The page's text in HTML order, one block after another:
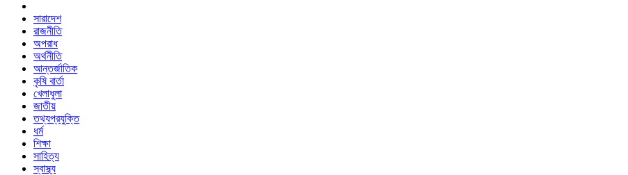
সারাদেশ
রাজনীতি
অপরাধ
অর্থনীতি
আন্তর্জাতিক
কৃষি বার্তা
খেলাধুলা
জাতীয়
তথ্যপ্রযুক্তি
ধর্ম
শিক্ষা
সাহিত্য
স্বাস্থ্য